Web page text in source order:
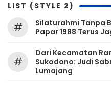
LIST (STYLE 2)
#
Silaturahmi Tanpa
Papar 1988 Terus
#
‎Dari Kecamatan
Sukodono: Judi
Lumajang